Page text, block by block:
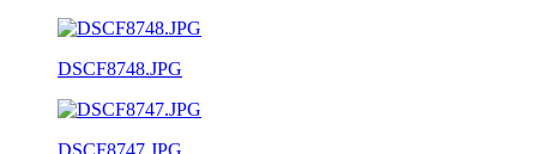
DSCF8748.JPG
DSCF8747.JPG